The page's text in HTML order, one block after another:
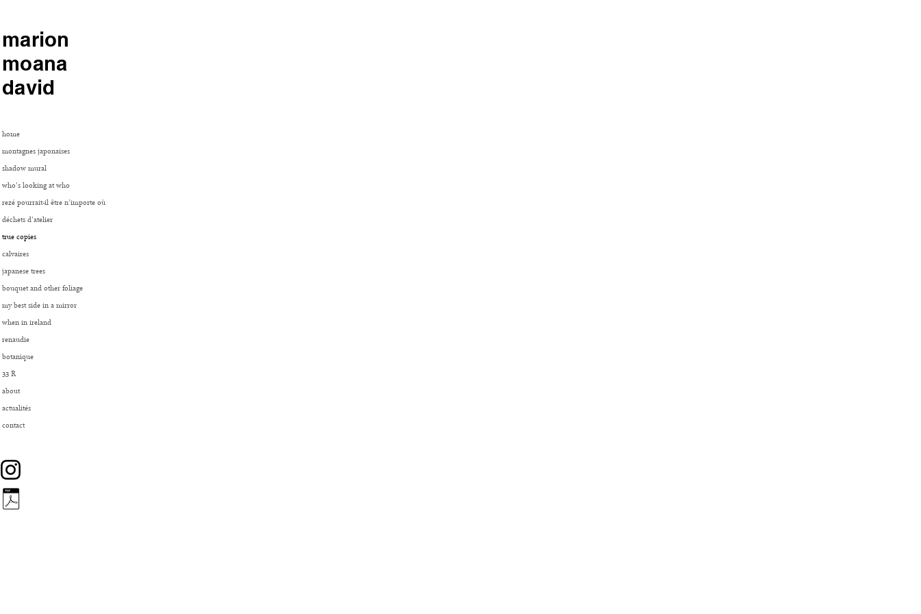
home
montagnes japonaises
shadow mural
who's looking at who
rezé pourrait-il être n'importe où
déchets d'atelier
true copies
calvaires
japanese trees
bouquet and other foliage
my best side in a mirror
when in ireland
renaudie
botanique
33 R
about
actualités
contact
marion
moana
david